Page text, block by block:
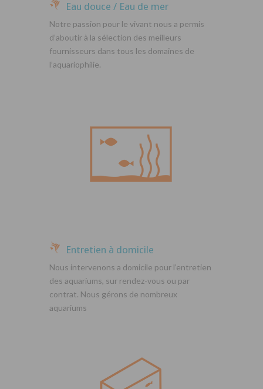
Eau douce / Eau de mer
Notre passion pour le vivant nous a permis
d’aboutir à la sélection des meilleurs
fournisseurs dans tous les domaines de
l’aquariophilie.
Entretien à domicile
Nous intervenons a domicile pour l’entretien
des aquariums, sur rendez-vous ou par
contrat. Nous gérons de nombreux
aquariums